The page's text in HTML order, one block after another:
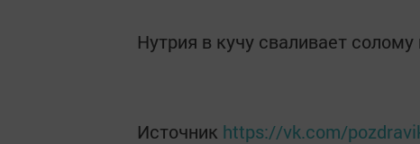
Нутрия в кучу сваливает
Источник https://vk.com/